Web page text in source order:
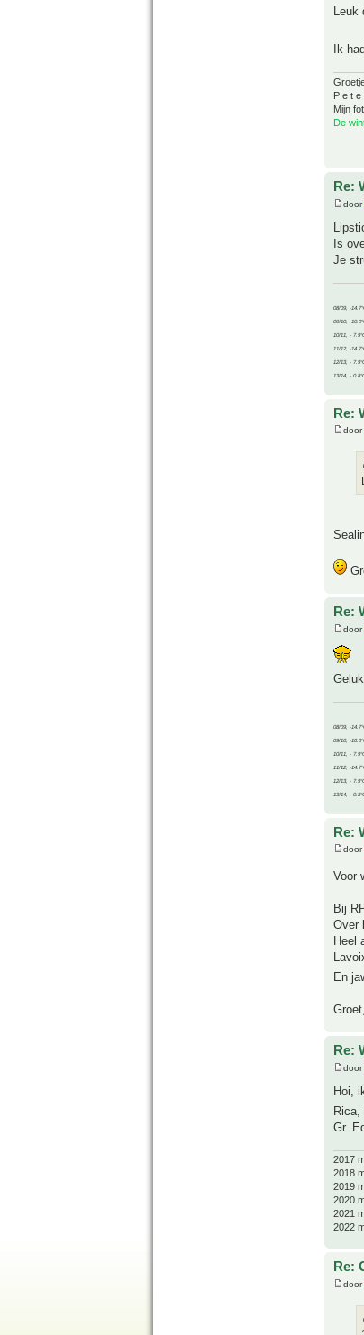
Ik
P e t e
Mijn
De
Re:
door
Is
Je
08/09, -
09/10, -
10/11, -
11/12, -
12/13, -
13/14, -
Re:
door
Re:
door
08/09, -
09/10, -
10/11, -
11/12, -
12/13, -
13/14, -
Re:
door
Voor
Bij
Over
Heel
En
Re:
door
Hoi,
Rica,
Gr.
2017
2018
2019
2020
2021
2022
Re:
door